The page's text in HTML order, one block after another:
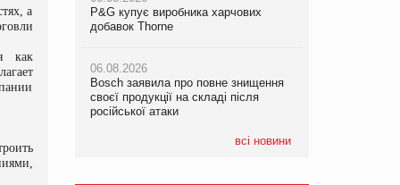
а
как
P&G купує виробника харчових
добавок Thorne
06.08.2026
Bosch заявила про повне знищення
своєї продукції на складі після
російської атаки
всі новини
у VARUS з’явилися новинки від ТМ
ТОКЕРИ
Сергій Лісунов про заморожені
P&G купує виробника харчових
добавок Thorne
06.08.2026
Bosch заявила про повне знищення
своєї продукції на складі після
російської атаки